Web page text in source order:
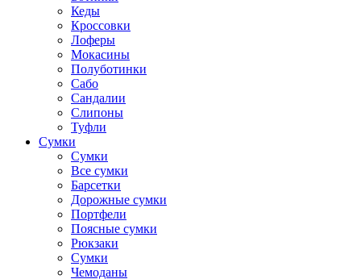
Кеды
Кроссовки
Лоферы
Мокасины
Полуботинки
Сабо
Сандалии
Слипоны
Туфли
Сумки
Сумки
Все сумки
Барсетки
Дорожные сумки
Портфели
Поясные сумки
Рюкзаки
Сумки
Чемоданы